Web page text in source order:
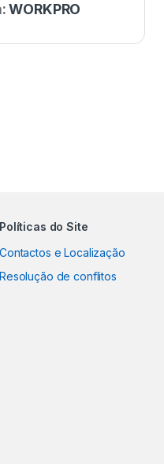
WORKPRO
Políticas do Site
Contactos e Localização
Resolução de conflitos